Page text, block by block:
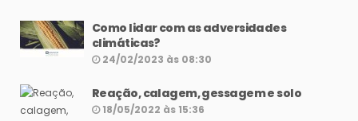
Como lidar com as adversidades
climáticas?
24/02/2023 às 08:30
Reação, calagem, gessagem e solo
18/05/2022 às 15:36